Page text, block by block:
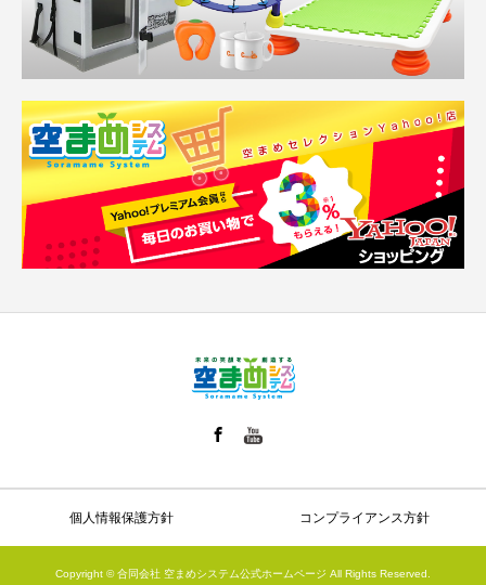
個人情報保護方針 コンプライアンス方針
Copyright © 合同会社 空まめシステム公式ホームページ All Rights Reserved.